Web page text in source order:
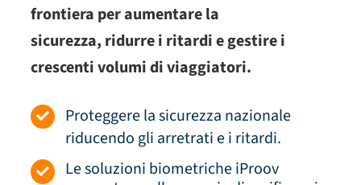
frontiera per aumentare la
sicurezza, ridurre i ritardi e gestire i
crescenti volumi di viaggiatori.
Proteggere la sicurezza nazionale
riducendo gli arretrati e i ritardi.
Le soluzioni biometriche iProov